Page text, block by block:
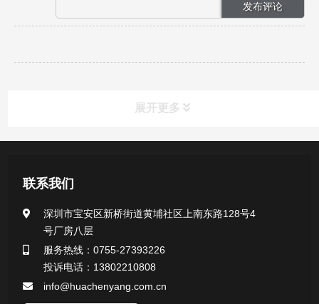
展开更多
行业新闻
联系我们
深圳市宝安区新桥街道黄埔社区上南东路128号4
号厂房八层
服务热线：0755-27393226
投诉电话：13802210808
info@huachenyang.com.cn